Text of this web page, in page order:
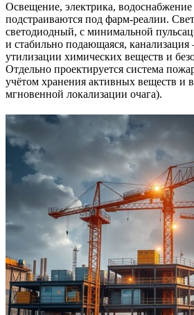
Освещение, электрика,
подстраиваются под фарм-реалии.
светодиодный, с минимальной
и стабильно подающаяся,
утилизации химических веществ и
Отдельно проектируется система
учётом хранения активных веществ и
мгновенной локализации очага).